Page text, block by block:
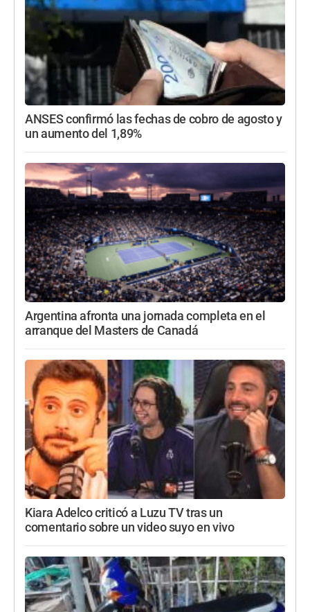
ANSES confirmó las fechas de cobro de agosto y
un aumento del 1,89%
Argentina afronta una jornada completa en el
arranque del Masters de Canadá
Kiara Adelco criticó a Luzu TV tras un
comentario sobre un video suyo en vivo